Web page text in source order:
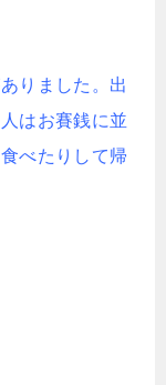
りました。出
はお賽銭に並
べたりして帰